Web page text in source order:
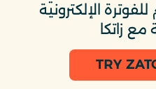
الإلكترونية
مع زاتكا
TRY